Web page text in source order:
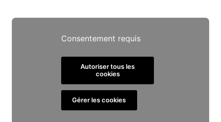
Consentement requis
Autoriser tous les
cookies
Gérer les cookies